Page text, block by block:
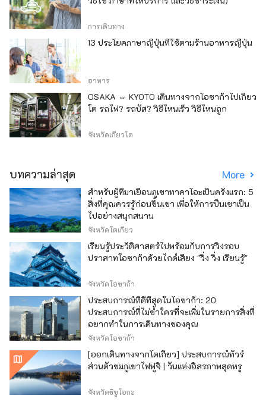
การเดินทาง
13 ประโยคภาษาญี่ปุ่นที่ใช้ตามร้านอาหารญี่ปุ่น
อาหาร
OSAKA ⇔ KYOTO เดินทางจากโอซาก้าไปเกียว
โต รถไฟ? รถบัส? วิธีไหนเร็ว วิธีไหนถูก
จังหวัดเกียวโต
บทความล่าสุด More
สำหรับผู้ที่มาเยือนภูเขาทาคาโอะเป็นครั้งแรก: 5
สิ่งที่คุณควรรู้ก่อนขึ้นเขา เพื่อให้การปีนเขาเป็น
ไปอย่างสนุกสนาน
จังหวัดโตเกียว
เรียนรู้ประวัติศาสตร์ไปพร้อมกับการวิ่งรอบ
ปราสาทโอซาก้าด้วยไกด์เสียง "วิ่ง วิ่ง เรียนรู้"
จังหวัดโอซาก้า
ประสบการณ์ที่ดีที่สุดในโอซาก้า: 20
ประสบการณ์ที่ไม่ซ้ำใครที่จะเพิ่มในรายการสิ่งที่
อยากทำในการเดินทางของคุณ
จังหวัดโอซาก้า
[ออกเดินทางจากโตเกียว] ประสบการณ์ทัวร์
ส่วนตัวชมภูเขาไฟฟูจิ | วันแห่งอิสรภาพสุดหรู
จังหวัดชิซูโอกะ